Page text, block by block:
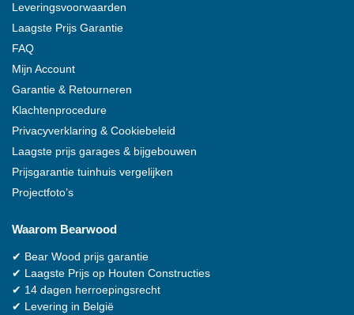
Leveringsvoorwaarden
Laagste Prijs Garantie
FAQ
Mijn Account
Garantie & Retourneren
Klachtenprocedure
Privacyverklaring & Cookiebeleid
Laagste prijs garages & bijgebouwen
Prijsgarantie tuinhuis vergelijken
Projectfoto’s
Waarom Bearwood
✔ Bear Wood prijs garantie
✔ Laagste Prijs op Houten Constructies
✔ 14 dagen herroepingsrecht
✔ Levering in België